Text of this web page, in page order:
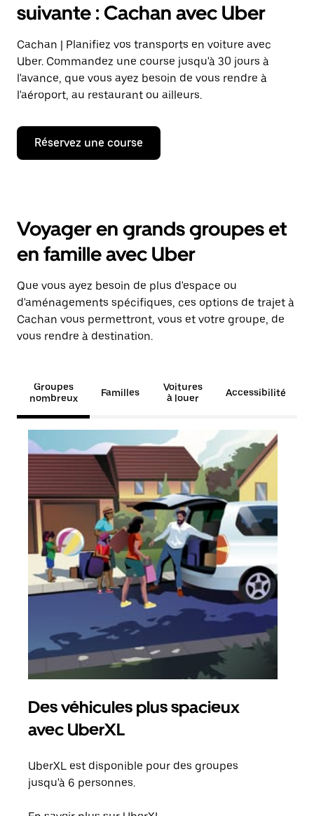
suivante : Cachan avec Uber
Cachan | Planifiez vos transports en voiture avec
Uber. Commandez une course jusqu'à 30 jours à
l'avance, que vous ayez besoin de vous rendre à
l'aéroport, au restaurant ou ailleurs.
Réservez une course
Voyager en grands groupes et
en famille avec Uber
Que vous ayez besoin de plus d'espace ou
d'aménagements spécifiques, ces options de trajet à
Cachan vous permettront, vous et votre groupe, de
vous rendre à destination.
Groupes
nombreux
Familles
Voitures
à louer
Accessibilité
Des véhicules plus spacieux
avec UberXL
UberXL est disponible pour des groupes
jusqu'à 6 personnes.